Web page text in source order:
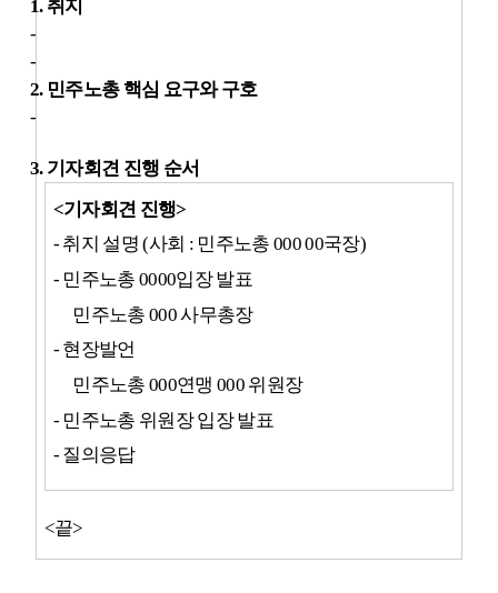
1. 취지
-
-
2. 민주노총 핵심 요구와 구호
-
3. 기자회견 진행 순서
<기자회견 진행>
- 취지 설명(사회 : 민주노총 000 00국장)
- 민주노총 0000입장 발표
민주노총 000사무총장
- 현장발언
민주노총 000연맹 000 위원장
- 민주노총 위원장 입장 발표
- 질의응답
<끝>